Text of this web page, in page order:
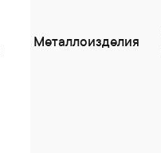
Металлоизделия